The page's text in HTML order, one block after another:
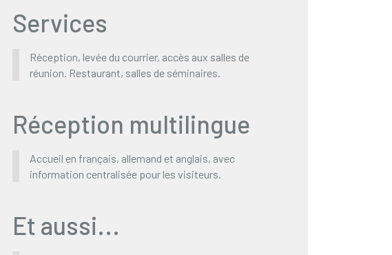
Services
Réception, levée du courrier, accès aux salles de
réunion. Restaurant, salles de séminaires.
Réception multilingue
Accueil en français, allemand et anglais, avec
information centralisée pour les visiteurs.
Et aussi...